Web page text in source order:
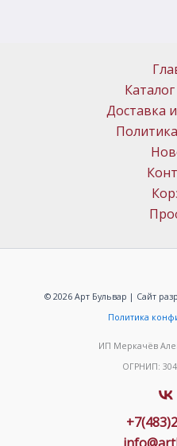
Доставка
© 2026 Арт Бульвар | Сайт
Политика
ИП Меркачёв
ОГРНИП: